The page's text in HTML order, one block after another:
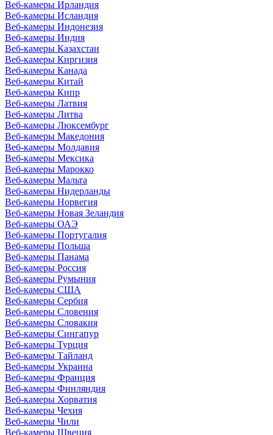
Веб-камеры Ирландия
Веб-камеры Исландия
Веб-камеры Индонезия
Веб-камеры Индия
Веб-камеры Казахстан
Веб-камеры Киргизия
Веб-камеры Канада
Веб-камеры Китай
Веб-камеры Кипр
Веб-камеры Латвия
Веб-камеры Литва
Веб-камеры Люксембург
Веб-камеры Македония
Веб-камеры Молдавия
Веб-камеры Мексика
Веб-камеры Марокко
Веб-камеры Мальта
Веб-камеры Нидерланды
Веб-камеры Норвегия
Веб-камеры Новая Зеландия
Веб-камеры ОАЭ
Веб-камеры Португалия
Веб-камеры Польша
Веб-камеры Панама
Веб-камеры Россия
Веб-камеры Румыния
Веб-камеры США
Веб-камеры Сербия
Веб-камеры Словения
Веб-камеры Словакия
Веб-камеры Сингапур
Веб-камеры Турция
Веб-камеры Тайланд
Веб-камеры Украина
Веб-камеры Франция
Веб-камеры Финляндия
Веб-камеры Хорватия
Веб-камеры Чехия
Веб-камеры Чили
Веб-камеры Швеция